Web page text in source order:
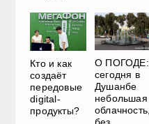
Кто и как
создаёт
передовые
digital-
продукты?
О ПОГОДЕ:
сегодня в
Душанбе
небольшая
облачность,